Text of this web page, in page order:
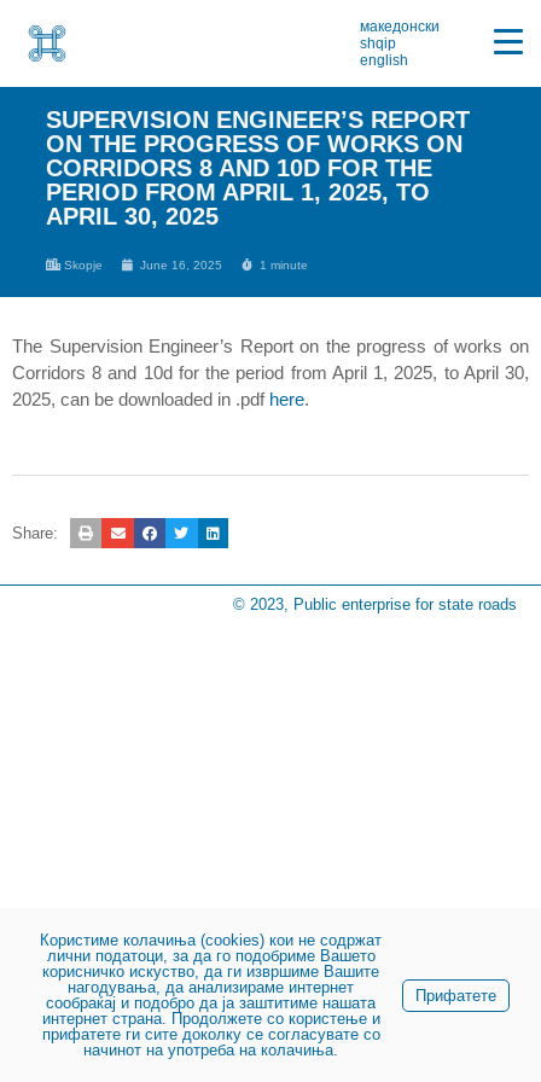
македонски
shqip
english
SUPERVISION ENGINEER’S REPORT
ON THE PROGRESS OF WORKS ON
CORRIDORS 8 AND 10D FOR THE
PERIOD FROM APRIL 1, 2025, TO
APRIL 30, 2025
Skopje June 16, 2025 1 minute
The Supervision Engineer’s Report on the progress of works on
Corridors 8 and 10d for the period from April 1, 2025, to April 30,
2025, can be downloaded in .pdf here.
Share:
© 2023, Public enterprise for state roads
Користиме колачиња (cookies) кои не содржат
лични податоци, за да го подобриме Вашето
корисничко искуство, да ги извршиме Вашите
нагодувања, да анализираме интернет
сообраќај и подобро да ја заштитиме нашата
интернет страна. Продолжете со користење и
прифатете ги сите доколку се согласувате со
начинот на употреба на колачиња.
Прифатете